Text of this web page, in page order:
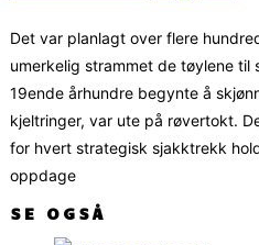
Det var planlagt over flere
umerkelig strammet de tøylene
19ende århundre begynte å
kjeltringer, var ute på røvertokt.
for hvert strategisk sjakktrekk
oppdage
SE OGSÅ